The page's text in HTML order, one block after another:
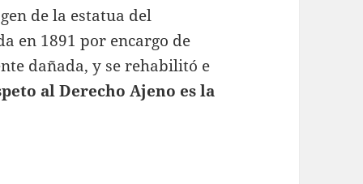
de la estatua del
en 1891 por encargo de
dañada, y se rehabilitó e
al Derecho Ajeno es la